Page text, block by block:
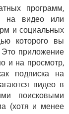
программ,
на видео или
и социальных
которого вы
приложение
и на просмотр,
подписка на
видео в
поисковыми
(хотя и менее